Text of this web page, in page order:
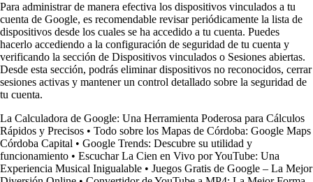
Para administrar de manera efectiva los dispositivos vinculados a tu
cuenta de Google, es recomendable revisar periódicamente la lista de
dispositivos desde los cuales se ha accedido a tu cuenta. Puedes
hacerlo accediendo a la configuración de seguridad de tu cuenta y
verificando la sección de Dispositivos vinculados o Sesiones abiertas.
Desde esta sección, podrás eliminar dispositivos no reconocidos, cerrar
sesiones activas y mantener un control detallado sobre la seguridad de
tu cuenta.
La Calculadora de Google: Una Herramienta Poderosa para Cálculos
Rápidos y Precisos • Todo sobre los Mapas de Córdoba: Google Maps
Córdoba Capital • Google Trends: Descubre su utilidad y
funcionamiento • Escuchar La Cien en Vivo por YouTube: Una
Experiencia Musical Inigualable • Juegos Gratis de Google – La Mejor